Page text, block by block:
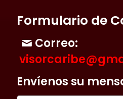
Formulario de
Correo:
Envíenos su